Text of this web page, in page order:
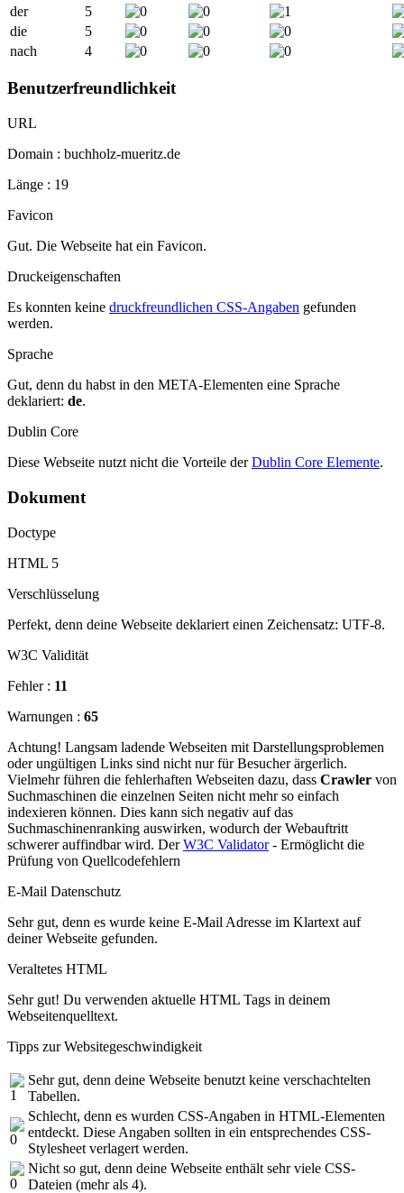
der
5
die
5
nach
4
Benutzerfreundlichkeit
URL
Domain : buchholz-mueritz.de
Länge : 19
Favicon
Gut. Die Webseite hat ein Favicon.
Druckeigenschaften
Es konnten keine druckfreundlichen CSS-Angaben gefunden
werden.
Sprache
Gut, denn du habst in den META-Elementen eine Sprache
deklariert: de.
Dublin Core
Diese Webseite nutzt nicht die Vorteile derDublin Core Elemente.
Dokument
Doctype
HTML 5
Verschlüsselung
Perfekt, denn deine Webseite deklariert einen Zeichensatz: UTF-8.
W3C Validität
Fehler : 11
Warnungen : 65
Achtung! Langsam ladende Webseiten mit Darstellungsproblemen
oder ungültigen Links sind nicht nur für Besucher ärgerlich.
Vielmehr führen die fehlerhaften Webseiten dazu, dass Crawler von
Suchmaschinen die einzelnen Seiten nicht mehr so einfach
indexieren können. Dies kann sich negativ auf das
Suchmaschinenranking auswirken, wodurch der Webauftritt
schwerer auffindbar wird. DerW3C Validator- Ermöglicht die
Prüfung von Quellcodefehlern
E-Mail Datenschutz
Sehr gut, denn es wurde keine E-Mail Adresse im Klartext auf
deiner Webseite gefunden.
Veraltetes HTML
Sehr gut! Du verwenden aktuelle HTML Tags in deinem
Webseitenquelltext.
Tipps zur Websitegeschwindigkeit
Sehr gut, denn deine Webseite benutzt keine verschachtelten
Tabellen.
Schlecht, denn es wurden CSS-Angaben in HTML-Elementen
entdeckt. Diese Angaben sollten in ein entsprechendes CSS-
Stylesheet verlagert werden.
Nicht so gut, denn deine Webseite enthält sehr viele CSS-
Dateien (mehr als 4).